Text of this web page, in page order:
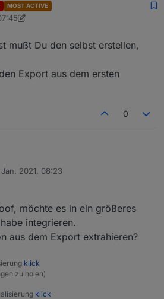
Vorlage.
nach.
bin ich zu doof, den "change Text"
sagen, wie ich den erreiche?
MOST ACTIVE
1. Juni 2021, 09:29
mußt Du den selbst erstellen,
Export aus dem ersten
0
2021, 08:23
von
möchte es in ein größeres
integrieren.
aus dem Export extrahieren?
klick
zu holen)
klick